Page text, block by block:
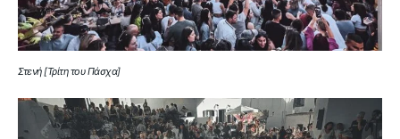
Στενή [Τρίτη του Πάσχα]